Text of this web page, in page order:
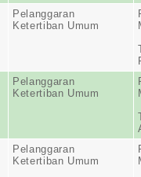
Pelanggaran
Ketertiban Umum
Pelanggaran
Ketertiban Umum
Pelanggaran
Ketertiban Umum